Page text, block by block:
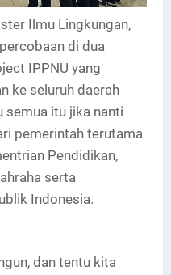
Ilmu Lingkungan,
di dua
IPPNU yang
ke seluruh daerah
semua itu jika nanti
pemerintah terutama
Pendidikan,
serta
Indonesia.
dan tentu kita